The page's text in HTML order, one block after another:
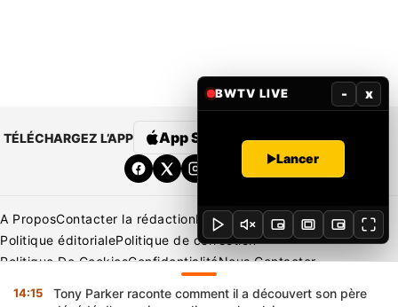
TÉLÉCHARGEZ L’APP App Store Google Play
A ProposContacter la rédactionRédaction Mentions légales
Politique éditorialePolitique de correction
Politique De CookiesConfidentialitéNous Contacter
14:15
Tony Parker raconte comment il a découvert son père
BWTV LIVE - x
Lancer